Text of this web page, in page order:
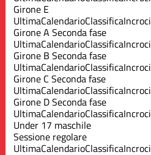
Girone E
UltimaCalendarioClassificaIncroci
Girone A Seconda fase
UltimaCalendarioClassificaIncroci
Girone B Seconda fase
UltimaCalendarioClassificaIncroci
Girone C Seconda fase
UltimaCalendarioClassificaIncroci
Girone D Seconda fase
UltimaCalendarioClassificaIncroci
Under 17 maschile
Sessione regolare
UltimaCalendarioClassificaIncroci